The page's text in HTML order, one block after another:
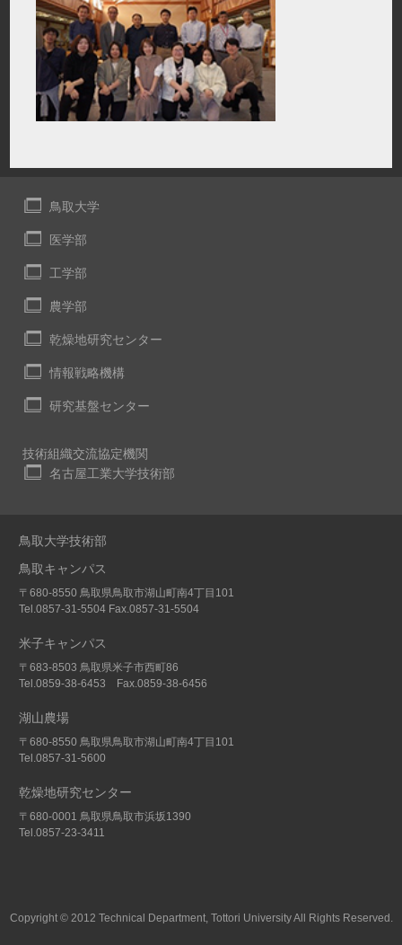
鳥取大学技術部
鳥取キャンパス
〒680-8550 鳥取県鳥取市湖山町南4丁目101
Tel.0857-31-5504 Fax.0857-31-5504
米子キャンパス
〒683-8503 鳥取県米子市西町86
Tel.0859-38-6453 Fax.0859-38-6456
湖山農場
〒680-8550 鳥取県鳥取市湖山町南4丁目101
Tel.0857-31-5600
乾燥地研究センター
〒680-0001 鳥取県鳥取市浜坂1390
Tel.0857-23-3411
鳥取大学
医学部
工学部
農学部
乾燥地研究センター
情報戦略機構
研究基盤センター
技術組織交流協定機関
名古屋工業大学技術部
Copyright © 2012 Technical Department, Tottori University All Rights Reserved.